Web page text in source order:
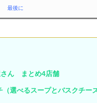
最後に
さん まとめ4店舗
選べるスープとバスクチー